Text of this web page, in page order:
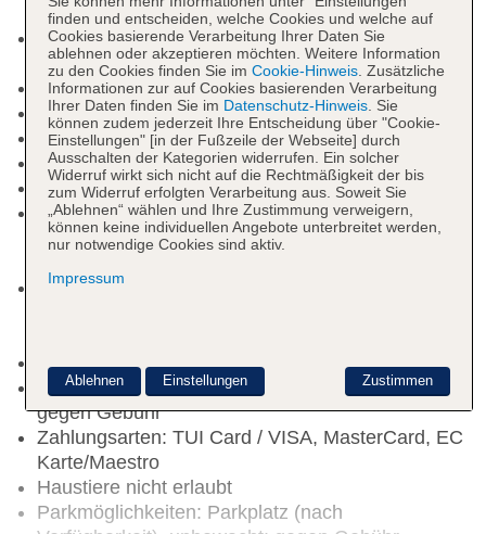
Reservierung notwendig
Late Check-out: gegen Gebühr, Anfrage &
Reservierung notwendig
Hoteleröffnung: 1999
Letzte Komplettrenovierung: 2021
Rezeption, Hotelsafe
Gartenanlage, Sonnenterrasse
Pools: 2
Pool „Pool 1“: Mai - Oktober, Outdoor,
Süßwasser, integrierter Kinder/Babypool,
Pool „Pool 2“: Mai - Oktober, Outdoor,
Badetücher: gegen Gebühr
Internet: WLAN/WiFi, im öffentlichen Bereich:
gegen Gebühr
Zahlungsarten: TUI Card / VISA, MasterCard, EC
Karte/Maestro
Haustiere nicht erlaubt
Parkmöglichkeiten: Parkplatz (nach
finden und entscheiden, welche Cookies und welche auf
Cookies basierende Verarbeitung Ihrer Daten Sie
ablehnen oder akzeptieren möchten. Weitere Information
zu den Cookies finden Sie im Cookie-Hinweis. Zusätzliche
Informationen zur auf Cookies basierenden Verarbeitung
Ihrer Daten finden Sie im Datenschutz-Hinweis. Sie
können zudem jederzeit Ihre Entscheidung über "Cookie-
Einstellungen" [in der Fußzeile der Webseite] durch
Ausschalten der Kategorien widerrufen. Ein solcher
Widerruf wirkt sich nicht auf die Rechtmäßigkeit der bis
zum Widerruf erfolgten Verarbeitung aus. Soweit Sie
„Ablehnen“ wählen und Ihre Zustimmung verweigern,
können keine individuellen Angebote unterbreitet werden,
nur notwendige Cookies sind aktiv.
Impressum
Zustimmen
Ablehnen Einstellungen